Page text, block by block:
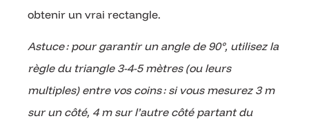
obtenir un vrai rectangle.
Astuce : pour garantir un angle de 90°, utilisez la
règle du triangle 3-4-5 mètres (ou leurs
multiples) entre vos coins : si vous mesurez 3 m
sur un côté, 4 m sur l’autre côté partant du